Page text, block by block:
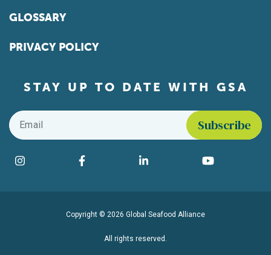
GLOSSARY
PRIVACY POLICY
STAY UP TO DATE WITH GSA
Email
Find us on social media
Instagram Facebook LinkedIn YouTube
Copyright © 2026 Global Seafood Alliance
All rights reserved.